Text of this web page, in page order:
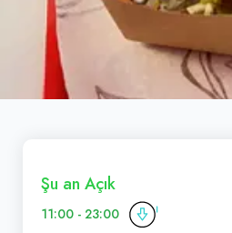
Şu an Açık
11:00 - 23:00